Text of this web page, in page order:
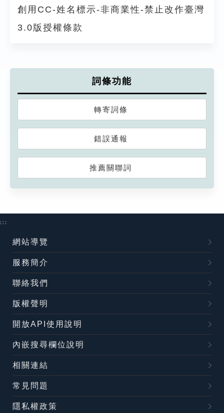
創用CC-姓名標示-非商業性-禁止改作臺灣
3.0版授權條款
詞條功能
轉寄詞條
錯誤通報
推薦關聯詞
:::
網站導覽
服務簡介
聯絡我們
版權聲明
開放API使用說明
內嵌搜尋欄位說明
相關連結
常見問題
隱私權政策